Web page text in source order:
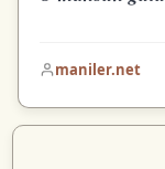
maniler.net